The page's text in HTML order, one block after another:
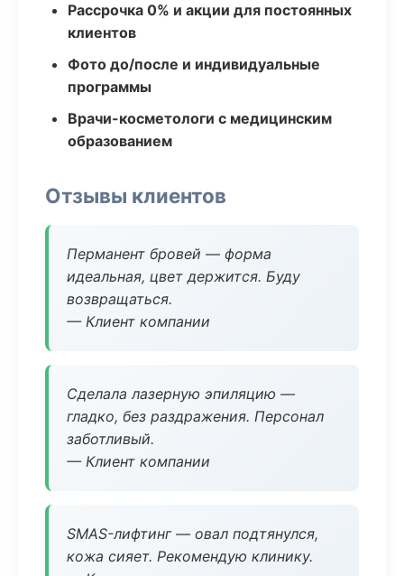
Рассрочка 0% и акции для постоянных
клиентов
Фото до/после и индивидуальные
программы
Врачи-косметологи с медицинским
образованием
Отзывы клиентов
Перманент бровей — форма
идеальная, цвет держится. Буду
возвращаться.
— Клиент компании
Сделала лазерную эпиляцию —
гладко, без раздражения. Персонал
заботливый.
— Клиент компании
SMAS-лифтинг — овал подтянулся,
кожа сияет. Рекомендую клинику.